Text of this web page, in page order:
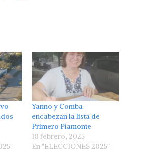
Yanno y Comba
encabezan la lista de
Primero Piamonte
10 febrero, 2025
En "ELECCIONES 2025"